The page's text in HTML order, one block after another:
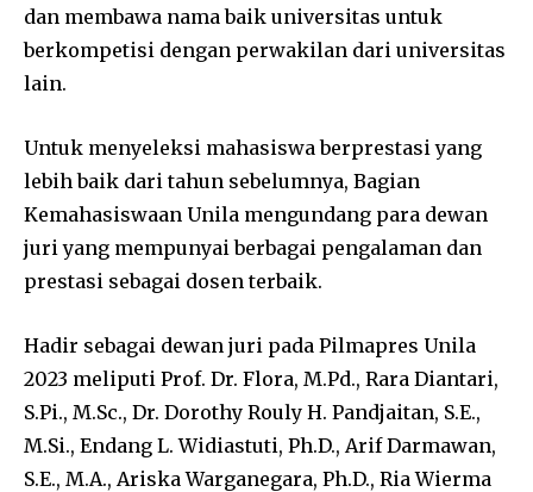
dan membawa nama baik universitas untuk
berkompetisi dengan perwakilan dari universitas
lain.
Untuk menyeleksi mahasiswa berprestasi yang
lebih baik dari tahun sebelumnya, Bagian
Kemahasiswaan Unila mengundang para dewan
juri yang mempunyai berbagai pengalaman dan
prestasi sebagai dosen terbaik.
Hadir sebagai dewan juri pada Pilmapres Unila
2023 meliputi Prof. Dr. Flora, M.Pd., Rara Diantari,
S.Pi., M.Sc., Dr. Dorothy Rouly H. Pandjaitan, S.E.,
M.Si., Endang L. Widiastuti, Ph.D., Arif Darmawan,
S.E., M.A., Ariska Warganegara, Ph.D., Ria Wierma